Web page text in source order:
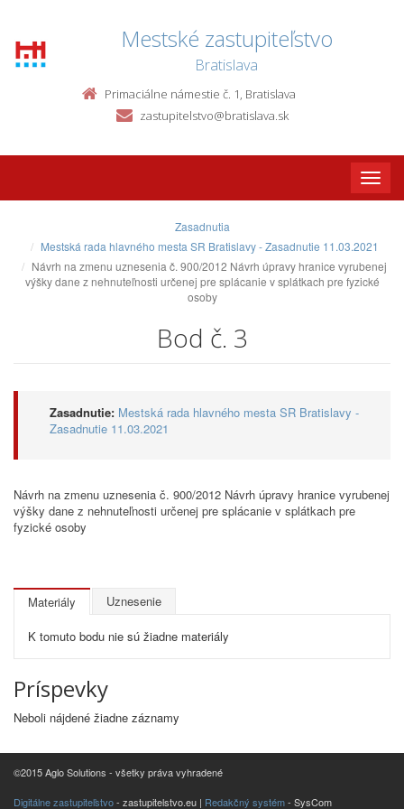
Mestské zastupiteľstvo
Bratislava
Primaciálne námestie č. 1, Bratislava
zastupitelstvo@bratislava.sk
Toggle
Zasadnutia
Mestská rada hlavného mesta SR Bratislavy - Zasadnutie 11.03.2021
Návrh na zmenu uznesenia č. 900/2012 Návrh úpravy hranice vyrubenej
výšky dane z nehnuteľnosti určenej pre splácanie v splátkach pre fyzické
osoby
Bod č. 3
Zasadnutie: Mestská rada hlavného mesta SR Bratislavy -
Zasadnutie 11.03.2021
Návrh na zmenu uznesenia č. 900/2012 Návrh úpravy hranice vyrubenej
výšky dane z nehnuteľnosti určenej pre splácanie v splátkach pre
fyzické osoby
Materiály Uznesenie
K tomuto bodu nie sú žiadne materiály
Príspevky
Neboli nájdené žiadne záznamy
©2015 Aglo Solutions - všetky práva vyhradené
Digitálne zastupiteľstvo- zastupitelstvo.eu | Redakčný systém- SysCom